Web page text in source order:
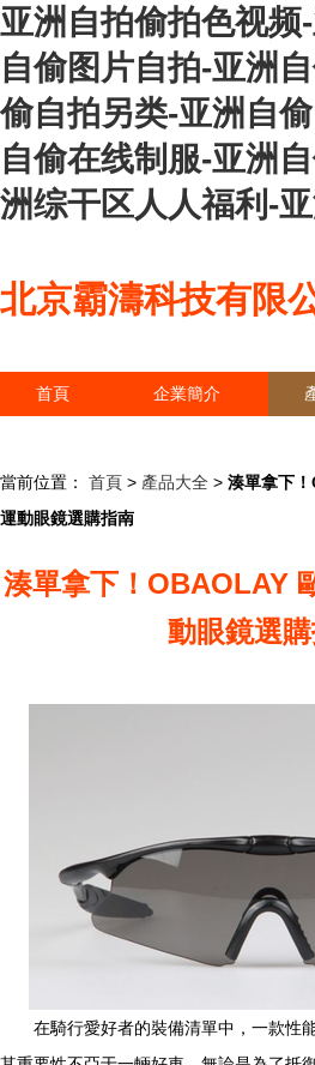
亚洲自拍偷拍色视频
自偷图片自拍-亚洲
偷自拍另类-亚洲自
自偷在线制服-亚洲
洲综干区人人福利-
北京霸濤科技有限
首頁 企業簡介
當前位置： 首頁 > 產品大全 > 湊單拿下
運動眼鏡選購指南
湊單拿下！OBAOLAY
動眼鏡選
在騎行愛好者的裝備清單中，一款性